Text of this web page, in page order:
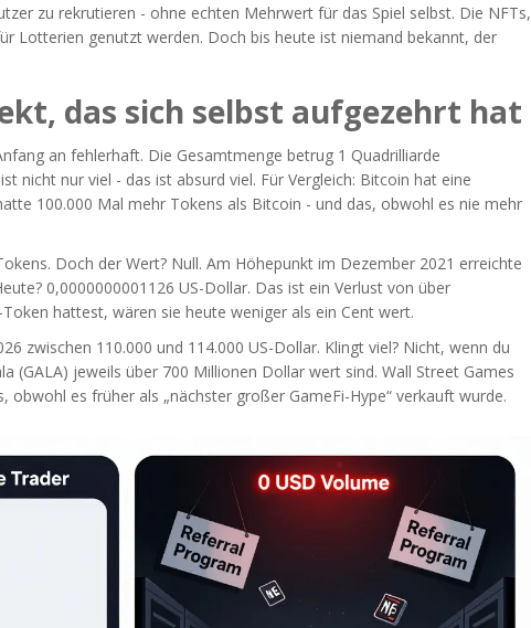
zu rekrutieren - ohne echten Mehrwert für das Spiel selbst. Die NFTs,
Lotterien genutzt werden. Doch bis heute ist niemand bekannt, der
das sich selbst aufgezehrt hat
an fehlerhaft. Die Gesamtmenge betrug 1 Quadrilliarde
nicht nur viel - das ist absurd viel. Für Vergleich: Bitcoin hat eine
100.000 Mal mehr Tokens als Bitcoin - und das, obwohl es nie mehr
Doch der Wert? Null. Am Höhepunkt im Dezember 2021 erreichte
0,0000000001126 US-Dollar. Das ist ein Verlust von über
hattest, wären sie heute weniger als ein Cent wert.
zwischen 110.000 und 114.000 US-Dollar. Klingt viel? Nicht, wenn du
(GALA) jeweils über 700 Millionen Dollar wert sind. Wall Street Games
obwohl es früher als „nächster großer GameFi-Hype“ verkauft wurde.